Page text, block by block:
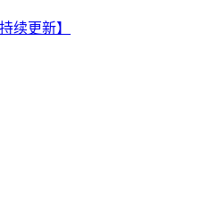
续更新】